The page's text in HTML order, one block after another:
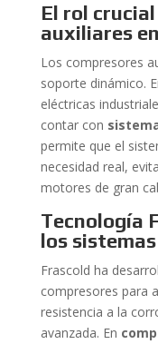
El rol
auxiliares
Los compresores
soporte dinámico.
eléctricas
contar con
permite que el
necesidad real,
motores de gran
Tecnología
los
Frascold ha
compresores para
resistencia a la
avanzada. En